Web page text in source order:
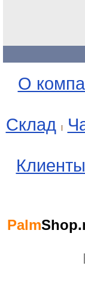
О
Склад
Palm